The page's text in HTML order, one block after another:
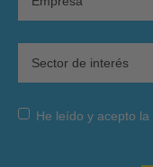
He leído y acepto la